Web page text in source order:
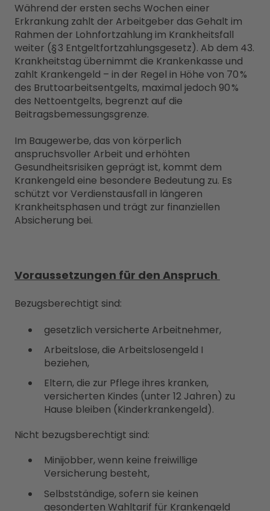
Während der ersten sechs Wochen einer
Erkrankung zahlt der Arbeitgeber das Gehalt im
Rahmen der Lohnfortzahlung im Krankheitsfall
weiter (§ 3 Entgeltfortzahlungsgesetz). Ab dem 43.
Krankheitstag übernimmt die Krankenkasse und
zahlt Krankengeld – in der Regel in Höhe von 70 %
des Bruttoarbeitsentgelts, maximal jedoch 90 %
des Nettoentgelts, begrenzt auf die
Beitragsbemessungsgrenze.
Im Baugewerbe, das von körperlich
anspruchsvoller Arbeit und erhöhten
Gesundheitsrisiken geprägt ist, kommt dem
Krankengeld eine besondere Bedeutung zu. Es
schützt vor Verdienstausfall in längeren
Krankheitsphasen und trägt zur finanziellen
Absicherung bei.
Voraussetzungen für den Anspruch
Bezugsberechtigt sind:
gesetzlich versicherte Arbeitnehmer,
Arbeitslose, die Arbeitslosengeld I
beziehen,
Eltern, die zur Pflege ihres kranken,
versicherten Kindes (unter 12 Jahren) zu
Hause bleiben (Kinderkrankengeld).
Nicht bezugsberechtigt sind:
Minijobber, wenn keine freiwillige
Versicherung besteht,
Selbstständige, sofern sie keinen
gesonderten Wahltarif für Krankengeld